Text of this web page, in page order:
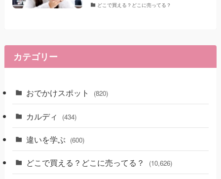
どこで買える？どこに売ってる？
カテゴリー
おでかけスポット (820)
カルディ (434)
違いを学ぶ (600)
どこで買える？どこに売ってる？ (10,626)